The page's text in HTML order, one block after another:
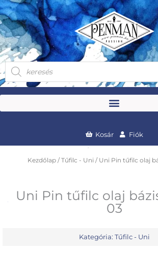
Skip
to
content
Products
search
Kosár Fiók
Kezdőlap /Tűfilc - Uni / Uni Pin tűfilc olaj
Uni Pin tűfilc olaj
03
Kategória: Tűfilc - Uni